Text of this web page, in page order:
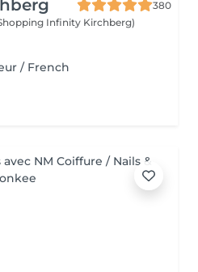
380
Infinity Kirchberg)
/ French